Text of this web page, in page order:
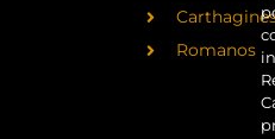
Romanos